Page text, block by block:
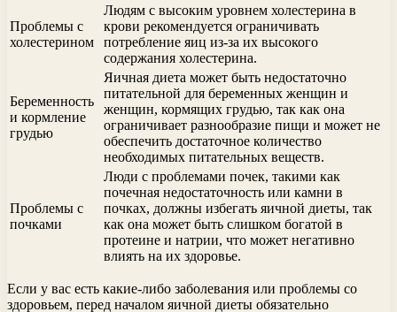
Проблемы с
холестерином
Людям с высоким уровнем холестерина в
крови рекомендуется ограничивать
потребление яиц из-за их высокого
содержания холестерина.
Беременность
и кормление
грудью
Яичная диета может быть недостаточно
питательной для беременных женщин и
женщин, кормящих грудью, так как она
ограничивает разнообразие пищи и может не
обеспечить достаточное количество
необходимых питательных веществ.
Проблемы с
почками
Люди с проблемами почек, такими как
почечная недостаточность или камни в
почках, должны избегать яичной диеты, так
как она может быть слишком богатой в
протеине и натрии, что может негативно
влиять на их здоровье.
Если у вас есть какие-либо заболевания или проблемы со
здоровьем, перед началом яичной диеты обязательно